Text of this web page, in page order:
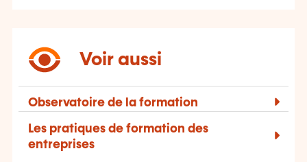
Voir aussi
Observatoire de la formation
Les pratiques de formation des
entreprises